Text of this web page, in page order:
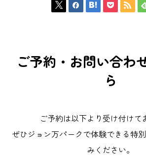
    
ご予約・お問い合わ
ら
ご予約は以下より受け付けて
ぜひジョン万パークで体験できる特
みください。